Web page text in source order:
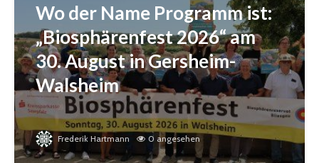
Wo der Name Programm ist:
„Biosphärenfest 2026“ am
30. August in Gersheim-
Walsheim
Frederik Hartmann 0 angesehen